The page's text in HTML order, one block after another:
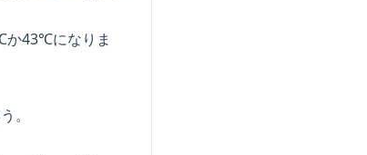
か43℃になりま
。